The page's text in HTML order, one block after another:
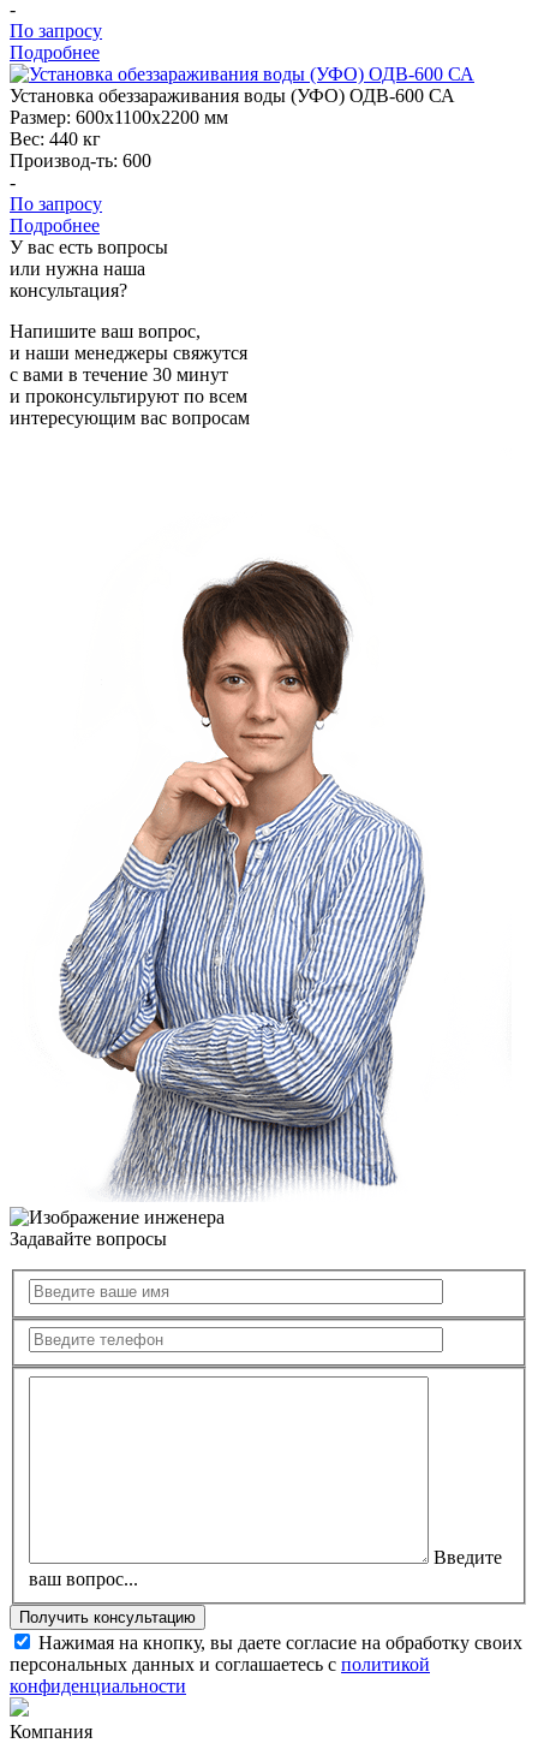
-
По запросу
Подробнее
Установка обеззараживания воды (УФО) ОДВ-600 СА
Размер: 600x1100x2200 мм
Вес: 440 кг
Производ-ть: 600
-
По запросу
Подробнее
У вас есть вопросы
или нужна наша
консультация?
Напишите ваш вопрос,
и наши менеджеры свяжутся
с вами в течение 30 минут
и проконсультируют по всем
интересующим вас вопросам
Задавайте вопросы
Введите
ваш вопрос...
Нажимая на кнопку, вы даете согласие на обработку своих
персональных данных и соглашаетесь с политикой
конфиденциальности
Компания